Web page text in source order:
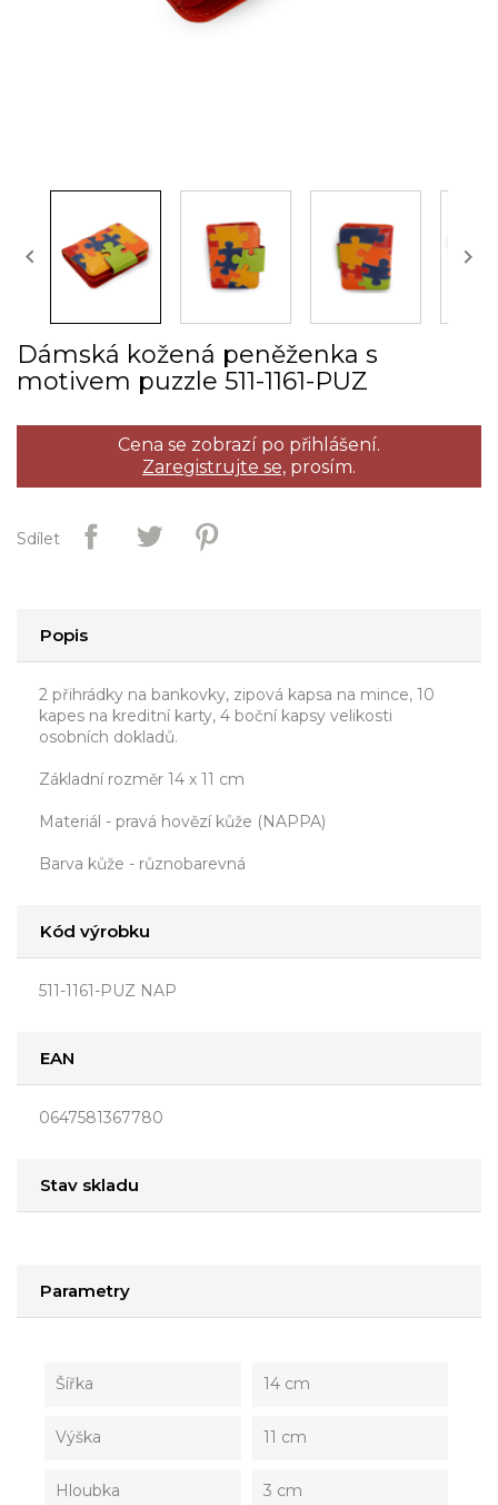
 
Dámská kožená peněženka s
motivem puzzle 511­-1161­-PUZ
Cena se zobrazí po přihlášení.
Zaregistrujte se, prosím.
Sdílet
Popis
2 přihrádky na bankovky, zipová kapsa na mince, 10
kapes na kreditní karty, 4 boční kapsy velikosti
osobních dokladů.
Základní rozměr 14 x 11 cm
Materiál - pravá hovězí kůže (NAPPA)
Barva kůže - různobarevná
Kód výrobku
511-1161-PUZ NAP
EAN
0647581367780
Stav skladu
Parametry
Šířka 14 cm
Výška 11 cm
Hloubka 3 cm